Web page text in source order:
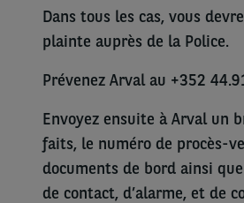
Dans tous les cas, vous
plainte auprès de la Police.
Prévenez Arval au +352
Envoyez ensuite à Arval un
faits, le numéro de procès-
documents de bord ainsi
de contact, d’alarme, et de